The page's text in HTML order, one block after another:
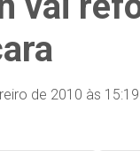
de 2010 às